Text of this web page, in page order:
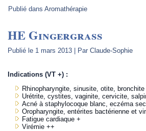
Publié dans Aromathérapie
HE Gingergrass
Publié le 1 mars 2013 | Par Claude-Sophie
Indications (VT +) :
Rhinopharyngite, sinusite, otite, bronchite
Urétrite, cystites, vaginite, cervicite,
Acné à staphylocoque blanc, eczéma
Oropharyngite, entérites bactérienne et
Fatigue cardiaque +
Virémie ++